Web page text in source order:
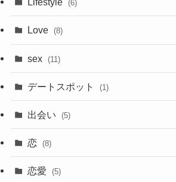
(6)
Love (8)
sex (11)
デートスポット (1)
出会い (5)
恋 (8)
恋愛 (5)